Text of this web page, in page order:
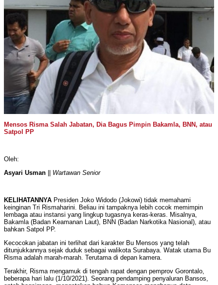
Mensos Risma Salah Jabatan, Dia Bagus Pimpin Bakamla, BNN, atau
Satpol PP
Oleh:
Asyari Usman
Wartawan Senior
KELIHATANNYA Presiden Joko Widodo (Jokowi) tidak memahami
keinginan Tri Rismaharini. Beliau ini tampaknya lebih cocok memimpin
lembaga atau instansi yang lingkup tugasnya keras-keras. Misalnya,
Bakamla (Badan Keamanan Laut), BNN (Badan Narkotika Nasional), atau
bahkan Satpol PP.
Kecocokan jabatan ini terlihat dari karakter Bu Mensos yang telah
ditunjukkannya sejak duduk sebagai walikota Surabaya. Watak utama Bu
Risma adalah marah-marah. Terutama di depan kamera.
Terakhir, Risma mengamuk di tengah rapat dengan pemprov Gorontalo,
beberapa hari lalu (1/10/2021). Seorang pendamping penyaluran Bansos,